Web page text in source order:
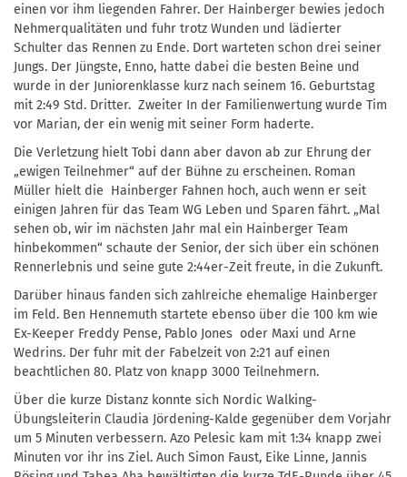
einen vor ihm liegenden Fahrer. Der Hainberger bewies jedoch
Nehmerqualitäten und fuhr trotz Wunden und lädierter
Schulter das Rennen zu Ende. Dort warteten schon drei seiner
Jungs. Der Jüngste, Enno, hatte dabei die besten Beine und
wurde in der Juniorenklasse kurz nach seinem 16. Geburtstag
mit 2:49 Std. Dritter. Zweiter In der Familienwertung wurde Tim
vor Marian, der ein wenig mit seiner Form haderte.
Die Verletzung hielt Tobi dann aber davon ab zur Ehrung der
„ewigen Teilnehmer“ auf der Bühne zu erscheinen. Roman
Müller hielt die Hainberger Fahnen hoch, auch wenn er seit
einigen Jahren für das Team WG Leben und Sparen fährt. „Mal
sehen ob, wir im nächsten Jahr mal ein Hainberger Team
hinbekommen“ schaute der Senior, der sich über ein schönen
Rennerlebnis und seine gute 2:44er-Zeit freute, in die Zukunft.
Darüber hinaus fanden sich zahlreiche ehemalige Hainberger
im Feld. Ben Hennemuth startete ebenso über die 100 km wie
Ex-Keeper Freddy Pense, Pablo Jones oder Maxi und Arne
Wedrins. Der fuhr mit der Fabelzeit von 2:21 auf einen
beachtlichen 80. Platz von knapp 3000 Teilnehmern.
Über die kurze Distanz konnte sich Nordic Walking-
Übungsleiterin Claudia Jördening-Kalde gegenüber dem Vorjahr
um 5 Minuten verbessern. Azo Pelesic kam mit 1:34 knapp zwei
Minuten vor ihr ins Ziel. Auch Simon Faust, Eike Linne, Jannis